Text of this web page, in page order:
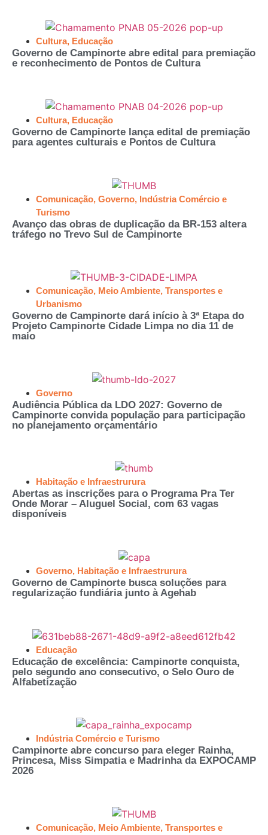
Cultura, Educação
Governo de Campinorte abre edital para premiação
e reconhecimento de Pontos de Cultura
Cultura, Educação
Governo de Campinorte lança edital de premiação
para agentes culturais e Pontos de Cultura
Comunicação, Governo, Indústria Comércio e
Turismo
Avanço das obras de duplicação da BR-153 altera
tráfego no Trevo Sul de Campinorte
Comunicação, Meio Ambiente, Transportes e
Urbanismo
Governo de Campinorte dará início à 3ª Etapa do
Projeto Campinorte Cidade Limpa no dia 11 de
maio
Governo
Audiência Pública da LDO 2027: Governo de
Campinorte convida população para participação
no planejamento orçamentário
Habitação e Infraestrurura
Abertas as inscrições para o Programa Pra Ter
Onde Morar – Aluguel Social, com 63 vagas
disponíveis
Governo, Habitação e Infraestrurura
Governo de Campinorte busca soluções para
regularização fundiária junto à Agehab
Educação
Educação de excelência: Campinorte conquista,
pelo segundo ano consecutivo, o Selo Ouro de
Alfabetização
Indústria Comércio e Turismo
Campinorte abre concurso para eleger Rainha,
Princesa, Miss Simpatia e Madrinha da EXPOCAMP
2026
Comunicação, Meio Ambiente, Transportes e